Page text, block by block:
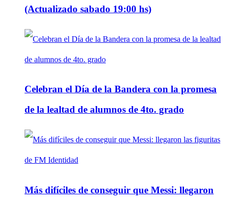
(Actualizado sabado 19:00 hs)
Celebran el Día de la Bandera con la promesa
de la lealtad de alumnos de 4to. grado
Más difíciles de conseguir que Messi: llegaron